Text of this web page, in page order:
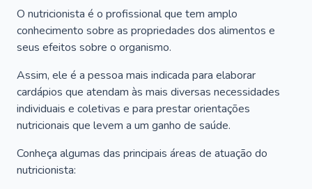
O nutricionista é o profissional que tem amplo
conhecimento sobre as propriedades dos alimentos e
seus efeitos sobre o organismo.
Assim, ele é a pessoa mais indicada para elaborar
cardápios que atendam às mais diversas necessidades
individuais e coletivas e para prestar orientações
nutricionais que levem a um ganho de saúde.
Conheça algumas das principais áreas de atuação do
nutricionista: